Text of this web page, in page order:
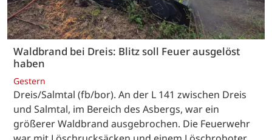
Waldbrand bei Dreis: Blitz soll Feuer ausgelöst
haben
Gestern
Dreis/Salmtal (fb/bor). An der L 141 zwischen Dreis
und Salmtal, im Bereich des Asbergs, war ein
größerer Waldbrand ausgebrochen. Die Feuerwehr